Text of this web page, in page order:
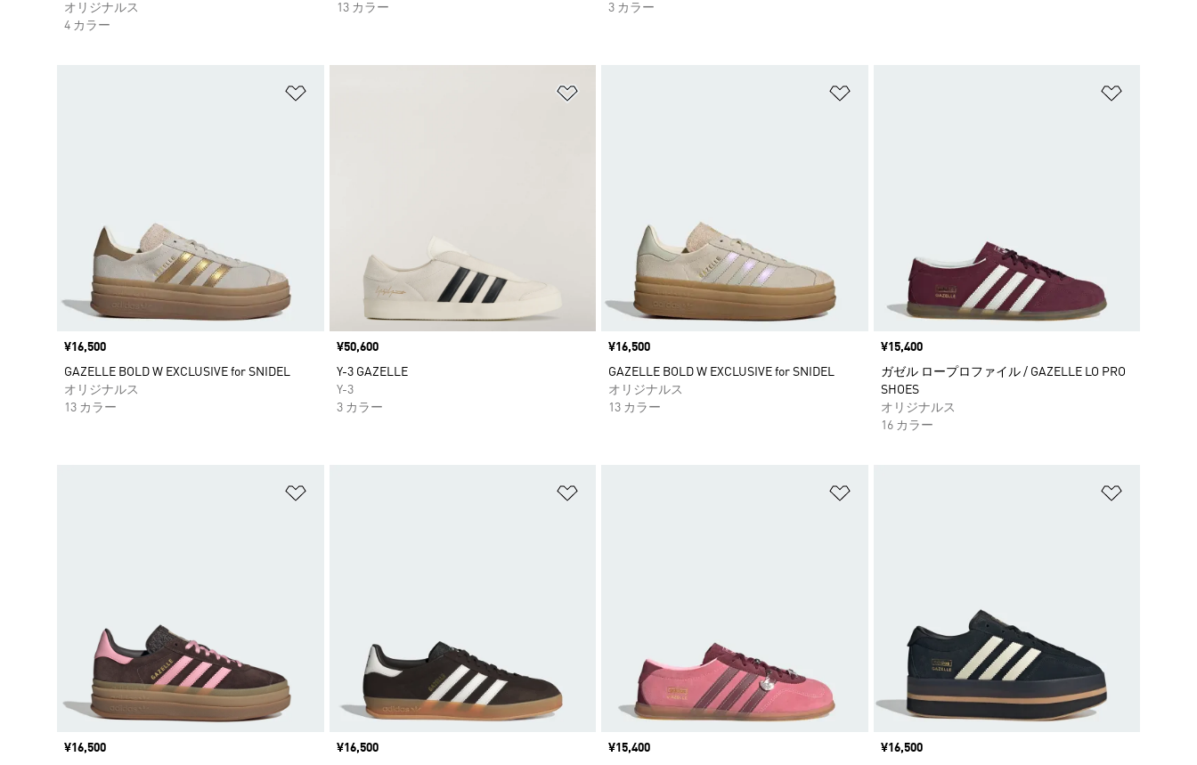
オリジナルス
4 カラー
13 カラー
3 カラー
価格
¥16,500
GAZELLE BOLD W EXCLUSIVE for SNIDEL
オリジナルス
13 カラー
価格
¥50,600
Y-3 GAZELLE
Y-3
3 カラー
価格
¥16,500
GAZELLE BOLD W EXCLUSIVE for SNIDEL
オリジナルス
13 カラー
価格
¥15,400
ガゼル ロープロファイル / GAZELLE LO PRO
SHOES
オリジナルス
16 カラー
価格
¥16,500
価格
¥16,500
価格
¥15,400
価格
¥16,500